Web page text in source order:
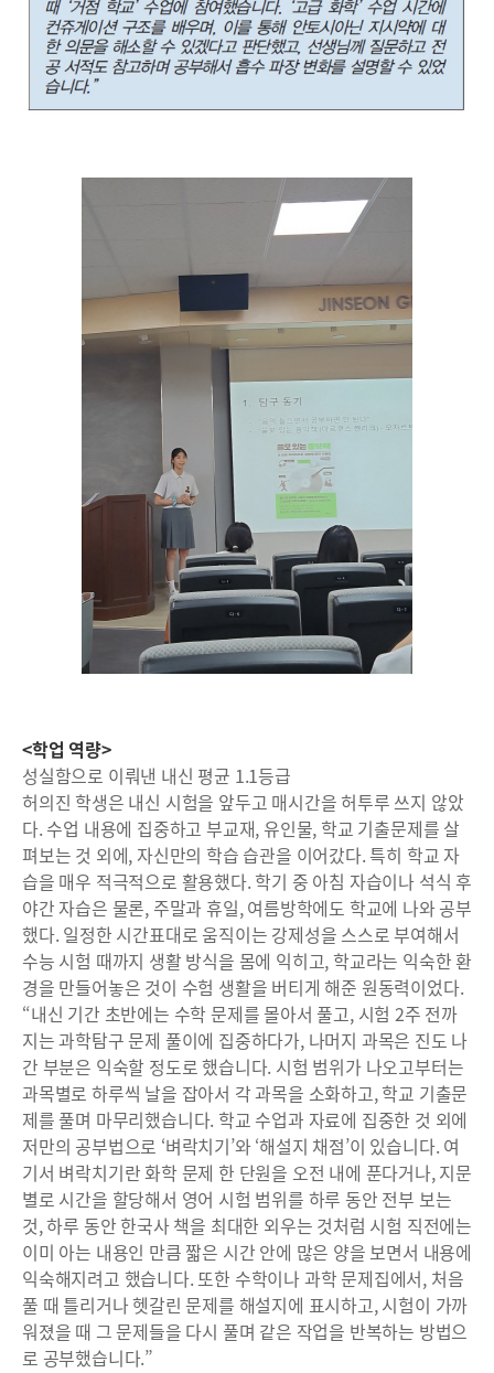
<학업 역량>
성실함으로 이뤄낸 내신 평균 1.1등급
허의진 학생은 내신 시험을 앞두고 매시간을 허투루 쓰지 않았
다. 수업 내용에 집중하고 부교재, 유인물, 학교 기출문제를 살
펴보는 것 외에, 자신만의 학습 습관을 이어갔다. 특히 학교 자
습을 매우 적극적으로 활용했다. 학기 중 아침 자습이나 석식 후
야간 자습은 물론, 주말과 휴일, 여름방학에도 학교에 나와 공부
했다. 일정한 시간표대로 움직이는 강제성을 스스로 부여해서
수능 시험 때까지 생활 방식을 몸에 익히고, 학교라는 익숙한 환
경을 만들어놓은 것이 수험 생활을 버티게 해준 원동력이었다.
“내신 기간 초반에는 수학 문제를 몰아서 풀고, 시험 2주 전까
지는 과학탐구 문제 풀이에 집중하다가, 나머지 과목은 진도 나
간 부분은 익숙할 정도로 했습니다. 시험 범위가 나오고부터는
과목별로 하루씩 날을 잡아서 각 과목을 소화하고, 학교 기출문
제를 풀며 마무리했습니다. 학교 수업과 자료에 집중한 것 외에
저만의 공부법으로 ‘벼락치기’와 ‘해설지 채점’이 있습니다. 여
기서 벼락치기란 화학 문제 한 단원을 오전 내에 푼다거나, 지문
별로 시간을 할당해서 영어 시험 범위를 하루 동안 전부 보는
것, 하루 동안 한국사 책을 최대한 외우는 것처럼 시험 직전에는
이미 아는 내용인 만큼 짧은 시간 안에 많은 양을 보면서 내용에
익숙해지려고 했습니다. 또한 수학이나 과학 문제집에서, 처음
풀 때 틀리거나 헷갈린 문제를 해설지에 표시하고, 시험이 가까
워졌을 때 그 문제들을 다시 풀며 같은 작업을 반복하는 방법으
로 공부했습니다.”